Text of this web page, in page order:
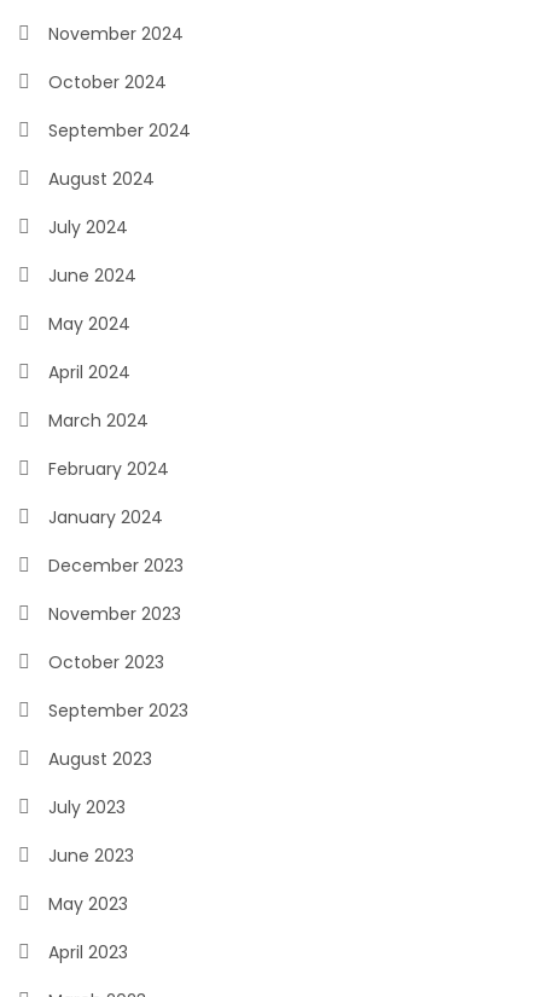
November 2024
October 2024
September 2024
August 2024
July 2024
June 2024
May 2024
April 2024
March 2024
February 2024
January 2024
December 2023
November 2023
October 2023
September 2023
August 2023
July 2023
June 2023
May 2023
April 2023